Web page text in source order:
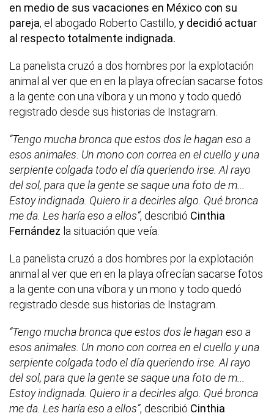
en medio de sus vacaciones en México con su
pareja, el abogado Roberto Castillo, y decidió actuar
al respecto totalmente indignada.
La panelista cruzó a dos hombres por la explotación
animal al ver que en en la playa ofrecían sacarse fotos
a la gente con una víbora y un mono y todo quedó
registrado desde sus historias de Instagram.
“Tengo mucha bronca que estos dos le hagan eso a
esos animales. Un mono con correa en el cuello y una
serpiente colgada todo el día queriendo irse. Al rayo
del sol, para que la gente se saque una foto de m...
Estoy indignada. Quiero ir a decirles algo. Qué bronca
me da. Les haría eso a ellos”, describió Cinthia
Fernández la situación que veía.
La panelista cruzó a dos hombres por la explotación
animal al ver que en en la playa ofrecían sacarse fotos
a la gente con una víbora y un mono y todo quedó
registrado desde sus historias de Instagram.
“Tengo mucha bronca que estos dos le hagan eso a
esos animales. Un mono con correa en el cuello y una
serpiente colgada todo el día queriendo irse. Al rayo
del sol, para que la gente se saque una foto de m...
Estoy indignada. Quiero ir a decirles algo. Qué bronca
me da. Les haría eso a ellos”, describió Cinthia